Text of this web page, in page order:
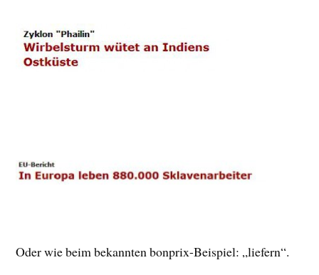
Oder wie beim bekannten bonprix-Beispiel: „liefern“.